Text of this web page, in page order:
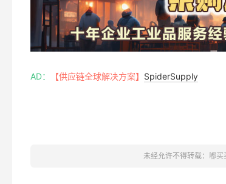
AD： 【供应链全球解决方案】 SpiderSupply
未经允许不得转载： 嘟买